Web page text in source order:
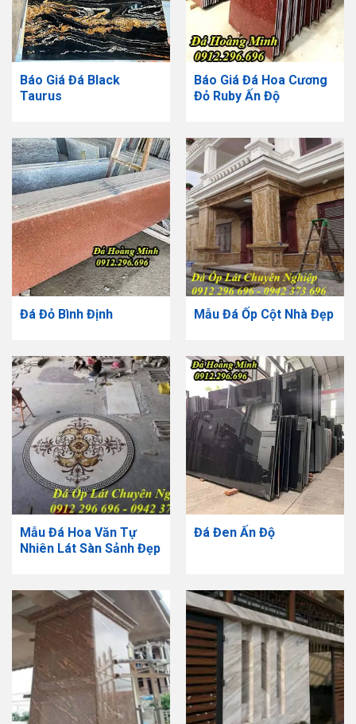
Báo Giá Đá Black
Taurus
Báo Giá Đá Hoa Cương
Đỏ Ruby Ấn Độ
Đá Đỏ Bình Định Mẫu Đá Ốp Cột Nhà Đẹp
Mẫu Đá Hoa Văn Tự
Nhiên Lát Sàn Sảnh Đẹp
Đá Đen Ấn Độ